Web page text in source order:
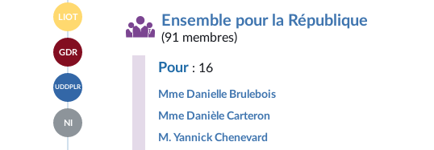
Démocrates
du
groupe
Horizons
&
Indépendants
Accéder
à la
page
du
groupe
Libertés,
Indépendants,
Outre-
mer
et
Territoires
LIOT
Accéder
à la
page
du
groupe
Gauche
Démocrate
et
GDR
Accéder
à la
page
du
groupe
UDDPLR
Accéder
à la
page
NI
Ensemble pour la République
(91 membres)
Pour : 16
Mme Danielle Brulebois
Mme Danièle Carteron
M. Yannick Chenevard